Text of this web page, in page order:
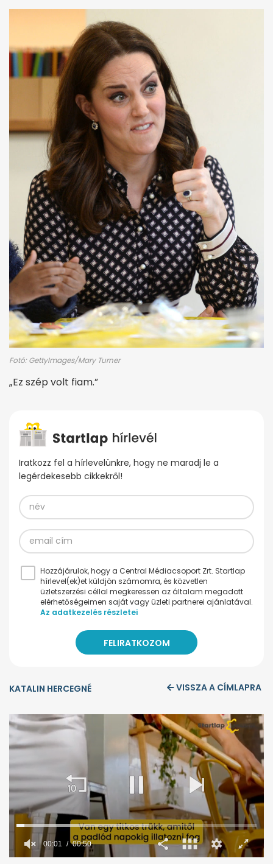
Fotó: GettyImages/Mary Turner
„Ez szép volt fiam.”
Iratkozz fel a hírlevelünkre, hogy ne maradj le a
legérdekesebb cikkekről!
Hozzájárulok, hogy a Central Médiacsoport Zrt. Startlap
hírlevel(ek)et küldjön számomra, és közvetlen
üzletszerzési céllal megkeressen az általam megadott
elérhetőségeimen saját vagy üzleti partnerei ajánlatával.
Az adatkezelés részletei
KATALIN HERCEGNÉ VISSZA A CÍMLAPRA